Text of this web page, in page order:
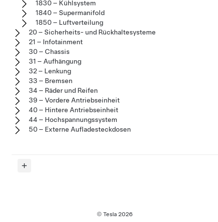
1830 – Kühlsystem
1840 – Supermanifold
1850 – Luftverteilung
20 – Sicherheits- und Rückhaltesysteme
21 – Infotainment
30 – Chassis
31 – Aufhängung
32 – Lenkung
33 – Bremsen
34 – Räder und Reifen
39 – Vordere Antriebseinheit
40 – Hintere Antriebseinheit
44 – Hochspannungssystem
50 – Externe Aufladesteckdosen
© Tesla 2026